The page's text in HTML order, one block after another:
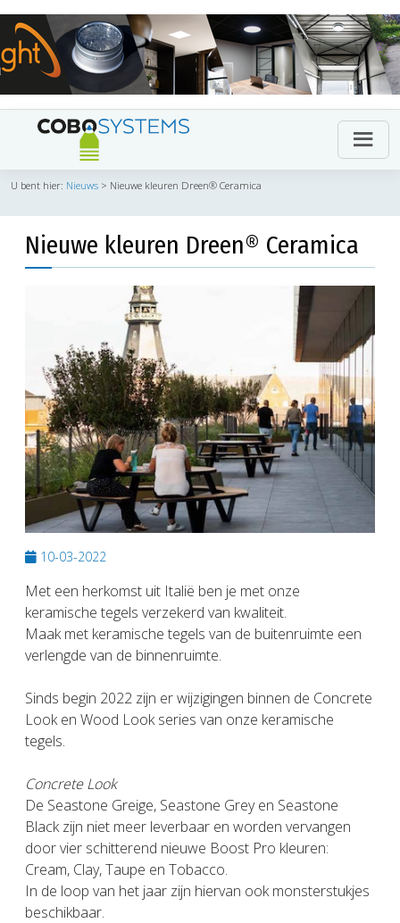
U bent hier: Nieuws > Nieuwe kleuren Dreen® Ceramica
Nieuwe kleuren Dreen® Ceramica
10-03-2022
Met een herkomst uit Italië ben je met onze
keramische tegels verzekerd van kwaliteit.
Maak met keramische tegels van de buitenruimte een
verlengde van de binnenruimte.
Sinds begin 2022 zijn er wijzigingen binnen de Concrete
Look en Wood Look series van onze keramische
tegels.
Concrete Look
De Seastone Greige, Seastone Grey en Seastone
Black zijn niet meer leverbaar en worden vervangen
door vier schitterend nieuwe Boost Pro kleuren:
Cream, Clay, Taupe en Tobacco.
In de loop van het jaar zijn hiervan ook monsterstukjes
beschikbaar.